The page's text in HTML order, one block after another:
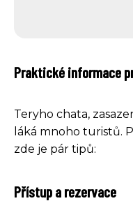
Praktické informace
Teryho chata,
láká mnoho turistů.
zde je pár tipů:
Přístup a rezervace